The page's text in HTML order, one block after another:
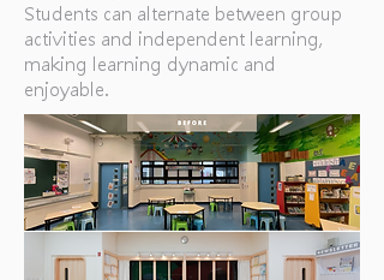
Students can alternate between group
activities and independent learning,
making learning dynamic and
enjoyable.